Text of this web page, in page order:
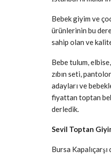
Bebek giyim ve
ürünlerinin bu
sahip olan ve
Bebe tulum,
zıbın seti,
adayları ve
fiyattan toptan
derledik.
Sevil Toptan
Bursa